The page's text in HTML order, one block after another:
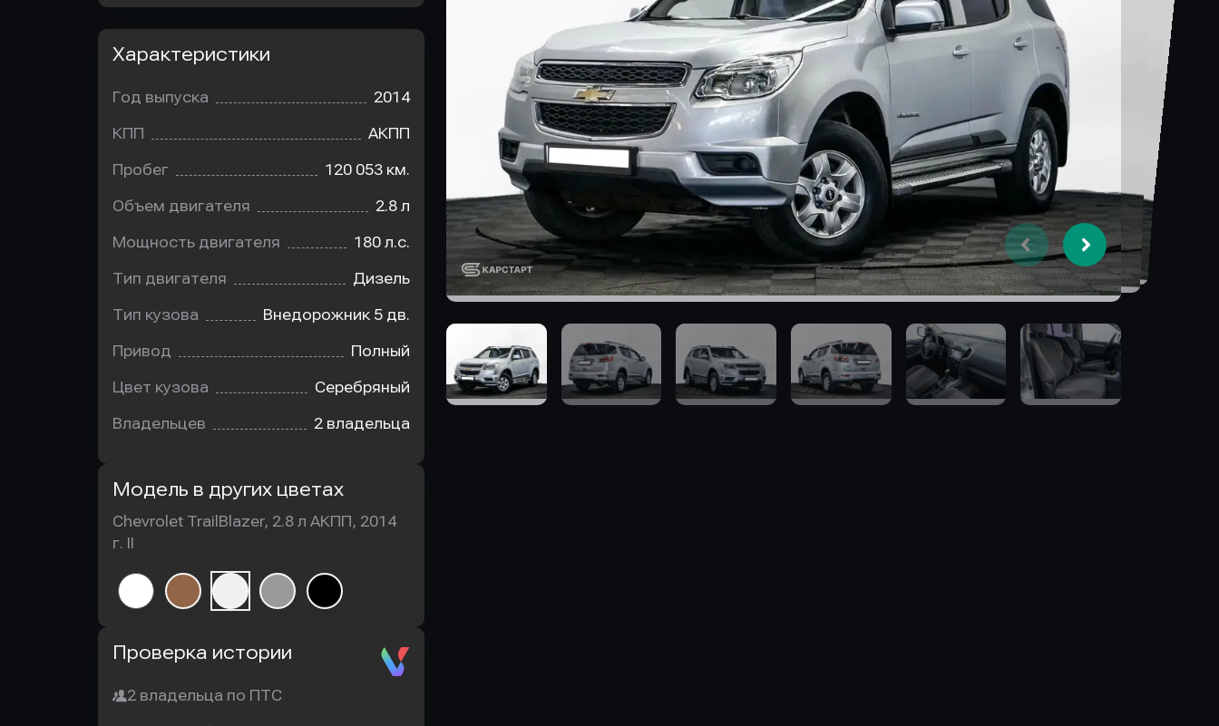
Характеристики
Год выпуска 2014
КПП АКПП
Пробег 120 053 км.
Объем двигателя 2.8 л
Мощность двигателя 180 л.с.
Тип двигателя Дизель
Тип кузова Внедорожник 5 дв.
Привод Полный
Цвет кузова Серебряный
Владельцев 2 владельца
Модель в других цветах
Chevrolet TrailBlazer, 2.8 л АКПП, 2014
г. II
Проверка истории
2 владельца по ПТС